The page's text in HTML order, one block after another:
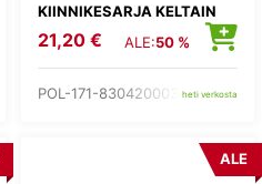
KIINNIKESARJA KELTAIN
21,20 € ALE:50 %
POL-171-8304200033heti verkosta
ALE